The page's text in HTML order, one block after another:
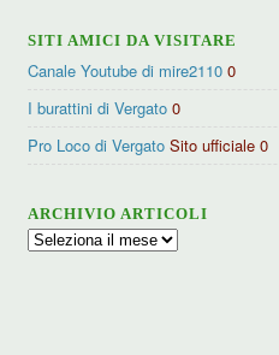
SITI AMICI DA VISITARE
Canale Youtube di mire2110 0
I burattini di Vergato 0
Pro Loco di Vergato Sito ufficiale 0
ARCHIVIO ARTICOLI
Archivio